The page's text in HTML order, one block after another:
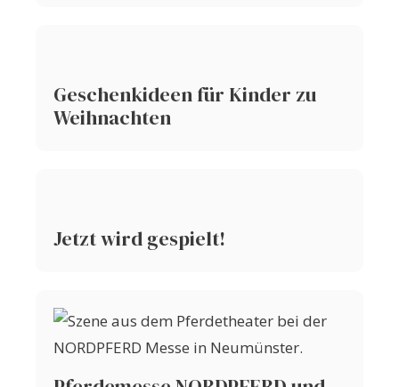
Geschenkideen für Kinder zu
Weihnachten
Jetzt wird gespielt!